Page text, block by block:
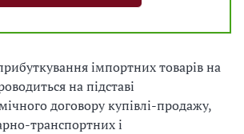
імпортних товарів на
на підставі
договору купівлі-продажу,
транспортних і